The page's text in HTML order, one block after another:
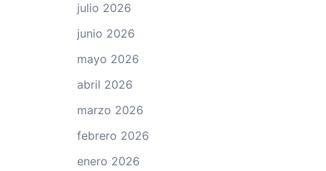
julio 2026
junio 2026
mayo 2026
abril 2026
marzo 2026
febrero 2026
enero 2026